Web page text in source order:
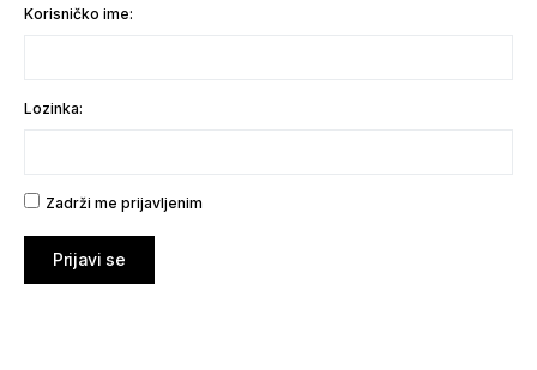
Korisničko ime:
Lozinka:
Zadrži me prijavljenim
Prijavi se